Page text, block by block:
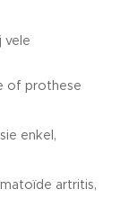
vele
of prothese
enkel,
artritis,